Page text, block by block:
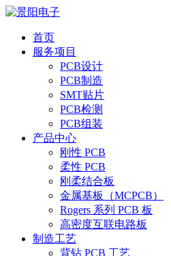
首页
服务项目
PCB设计
PCB制造
SMT贴片
PCB检测
PCB组装
产品中心
刚性 PCB
柔性 PCB
刚柔结合板
金属基板（MCPCB）
Rogers 系列 PCB 板
高密度互联电路板
制造工艺
背钻 PCB 工艺